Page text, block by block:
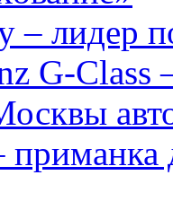
– лидер
G-
приманка